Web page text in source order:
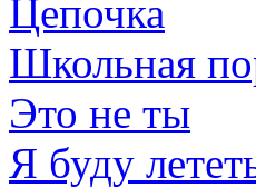
Цепочка
Школьная
Это не ты
Я буду